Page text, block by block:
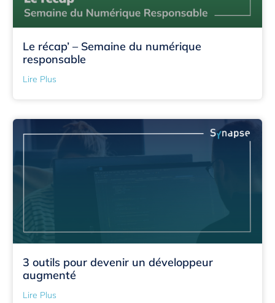
Le récap’ – Semaine du numérique
responsable
Lire Plus
3 outils pour devenir un développeur
augmenté
Lire Plus